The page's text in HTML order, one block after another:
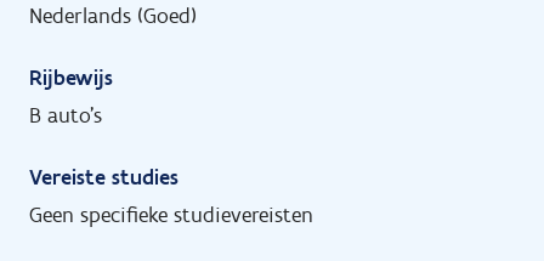
Nederlands (Goed)
Rijbewijs
B auto's
Vereiste studies
Geen specifieke studievereisten